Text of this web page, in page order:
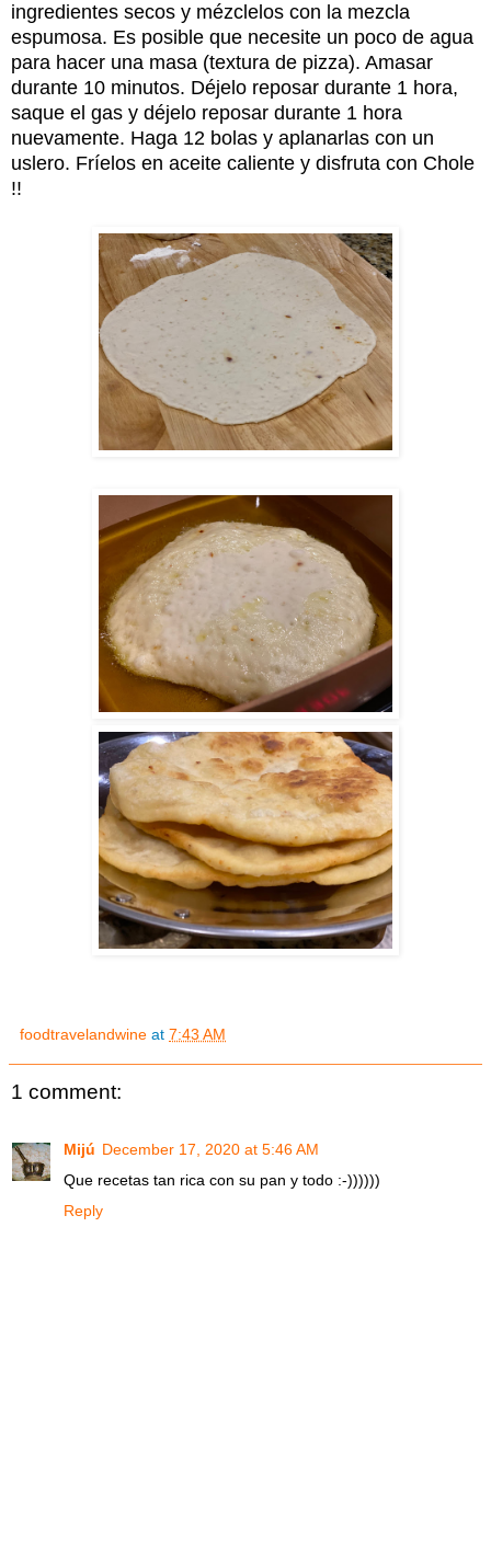
ingredientes secos y mézclelos con la mezcla
espumosa. Es posible que necesite un poco de agua
para hacer una masa (textura de pizza). Amasar
durante 10 minutos. Déjelo reposar durante 1 hora,
saque el gas y déjelo reposar durante 1 hora
nuevamente. Haga 12 bolas y aplanarlas con un
uslero. Fríelos en aceite caliente y disfruta con Chole
!!
foodtravelandwine at 7:43 AM
1 comment:
Mijú December 17, 2020 at 5:46 AM
Que recetas tan rica con su pan y todo :-))))))
Reply